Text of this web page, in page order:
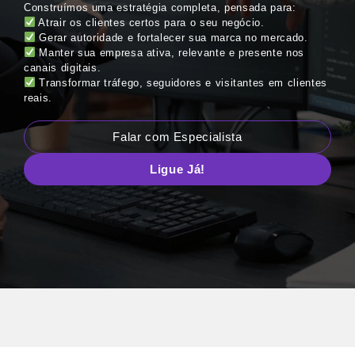
Construímos uma estratégia completa, pensada para:
Atrair os clientes certos para o seu negócio.
Gerar autoridade e fortalecer sua marca no mercado.
Manter sua empresa ativa, relevante e presente nos
canais digitais.
Transformar tráfego, seguidores e visitantes em clientes
reais.
Falar com Especialista
Ligue Já!